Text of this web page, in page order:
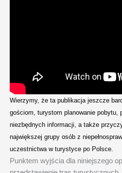
Wierzymy, że ta publikacja jeszcze
gościom, turystom planowanie pobytu,
niezbędnych informacji, a także
największej grupy osób z
uczestnictwa w turystyce po Polsce.
Punktem wyjścia dla niniejszego